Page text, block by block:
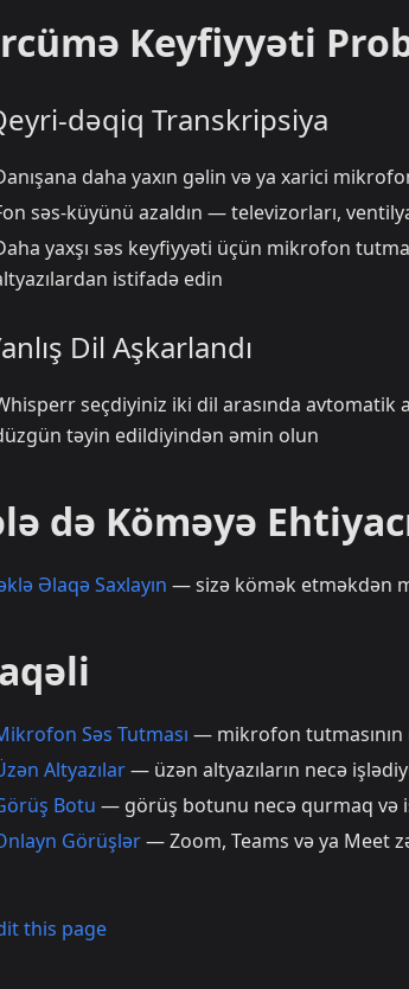
Keyfiyyəti
dəqiq Transkripsiya
daha yaxın gəlin və ya xarici
səs-küyünü azaldın — televizorları,
yaxşı səs keyfiyyəti üçün mikrofon
istifadə edin
Dil Aşkarlandı
seçdiyiniz iki dil arasında
təyin edildiyindən əmin olun
də Köməyə
Əlaqə Saxlayın — sizə kömək etməkdən
Səs Tutması — mikrofon tutmasının
Altyazılar— üzən altyazıların necə
Botu — görüş botunu necə qurmaq və
Görüşlər— Zoom, Teams və ya Meet
this page